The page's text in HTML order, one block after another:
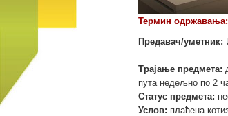
Термин одржавања:
Предавач/уметник:
Трајање предмета:
пута недељно по 2
Статус предмета:
Услов: плаћена